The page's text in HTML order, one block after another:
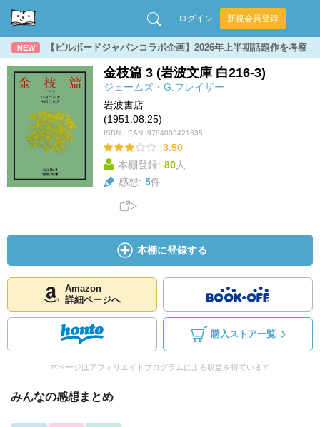
ログイン 新規会員登録
NEW 【ビルボードジャパンコラボ企画】2026年上半期話題作を考察
金枝篇 3 (岩波文庫 白216-3)
ジェームズ・G.フレイザー
岩波書店
(1951.08.25)
ISBN・EAN: 9784003421635
3.50
本棚登録: 80人
感想: 5件
本棚に登録する
Amazon
詳細ページへ
購入ストア一覧
本ページはアフィリエイトプログラムによる収益を得ています
みんなの感想まとめ